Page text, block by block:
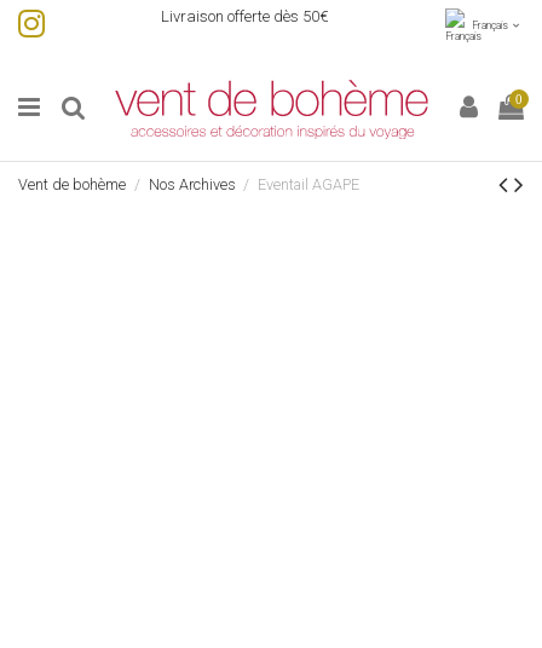
Livraison offerte dès 50€
Français
0
Vent de bohème Nos Archives Eventail AGAPE